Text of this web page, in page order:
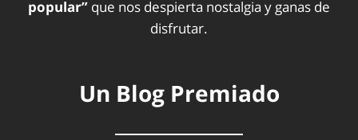
popular” que nos despierta nostalgia y ganas de
disfrutar.
Un Blog Premiado